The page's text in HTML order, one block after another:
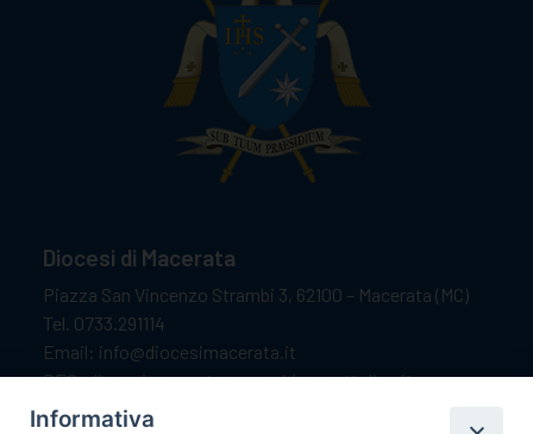
Diocesi di Macerata
Piazza San Vincenzo Strambi 3, 62100 – Macerata (MC)
Tel. 0733.291114
Email: info@diocesimacerata.it
PEC: diocesimacerata@pec.chiesacattolica.it
Comunicazioni urgenti WhatsApp:
Informativa